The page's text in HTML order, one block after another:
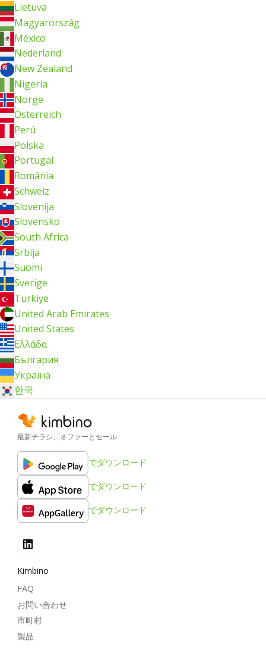
Lietuva
Magyarország
México
Nederland
New Zealand
Nigeria
Norge
Österreich
Perú
Polska
Portugal
România
Schweiz
Slovenija
Slovensko
South Africa
Srbija
Suomi
Sverige
Türkiye
United Arab Emirates
United States
Ελλάδα
България
Україна
한국
最新チラシ、オファーとセール
でダウンロード
でダウンロード
でダウンロード
Kimbino
FAQ
お問い合わせ
市町村
製品